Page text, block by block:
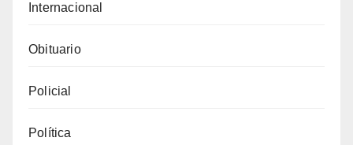
Internacional
Obituario
Policial
Política